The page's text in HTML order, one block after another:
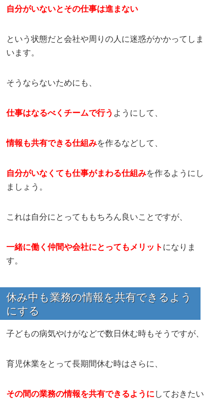
自分がいないとその仕事は進まない
という状態だと会社や周りの人に迷惑がかかってしま
います。
そうならないためにも、
仕事はなるべくチームで行う ようにして、
情報も共有できる仕組みを作るなどして、
自分がいなくても仕事がまわる仕組みを作るようにし
ましょう。
これは自分にとってももちろん良いことですが、
一緒に働く仲間や会社にとってもメリット になりま
す。
休み中も業務の情報を共有できるよう
にする
子どもの病気やけがなどで数日休む時もそうですが、
育児休業をとって長期間休む時はさらに、
その間の業務の情報を共有できるように しておきたい